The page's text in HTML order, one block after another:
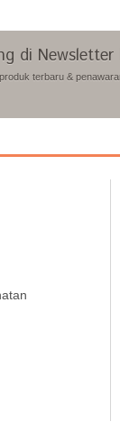
di Newsletter
terbaru &